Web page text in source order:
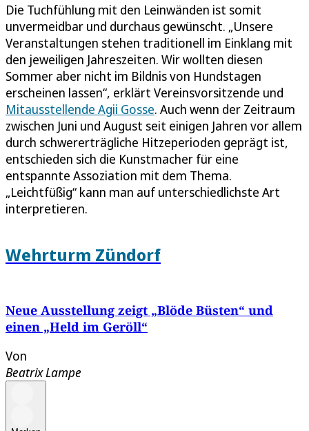
Die Tuchfühlung mit den Leinwänden ist somit
unvermeidbar und durchaus gewünscht. „Unsere
Veranstaltungen stehen traditionell im Einklang mit
den jeweiligen Jahreszeiten. Wir wollten diesen
Sommer aber nicht im Bildnis von Hundstagen
erscheinen lassen“, erklärt Vereinsvorsitzende und
Mitausstellende Agii Gosse. Auch wenn der Zeitraum
zwischen Juni und August seit einigen Jahren vor allem
durch schwererträgliche Hitzeperioden geprägt ist,
entschieden sich die Kunstmacher für eine
entspannte Assoziation mit dem Thema.
„Leichtfüßig“ kann man auf unterschiedlichste Art
interpretieren.
Wehrturm Zündorf
Neue Ausstellung zeigt „Blöde Büsten“ und
einen „Held im Geröll“
Von
Beatrix Lampe